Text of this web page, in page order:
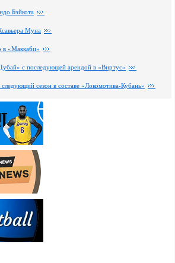
Бэйкота
Муна
в «Маккаби»
с последующей арендой в «Виртус»
сезон в составе «Локомотива-Кубань»